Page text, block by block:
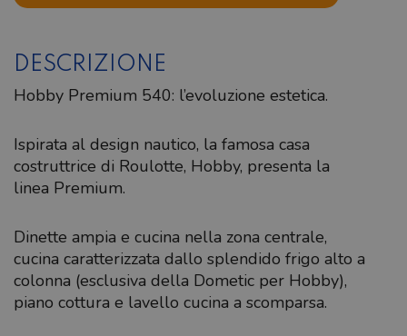
DESCRIZIONE
Hobby Premium 540: l’evoluzione estetica.
Ispirata al design nautico, la famosa casa
costruttrice di Roulotte, Hobby, presenta la
linea Premium.
Dinette ampia e cucina nella zona centrale,
cucina caratterizzata dallo splendido frigo alto a
colonna (esclusiva della Dometic per Hobby),
piano cottura e lavello cucina a scomparsa.